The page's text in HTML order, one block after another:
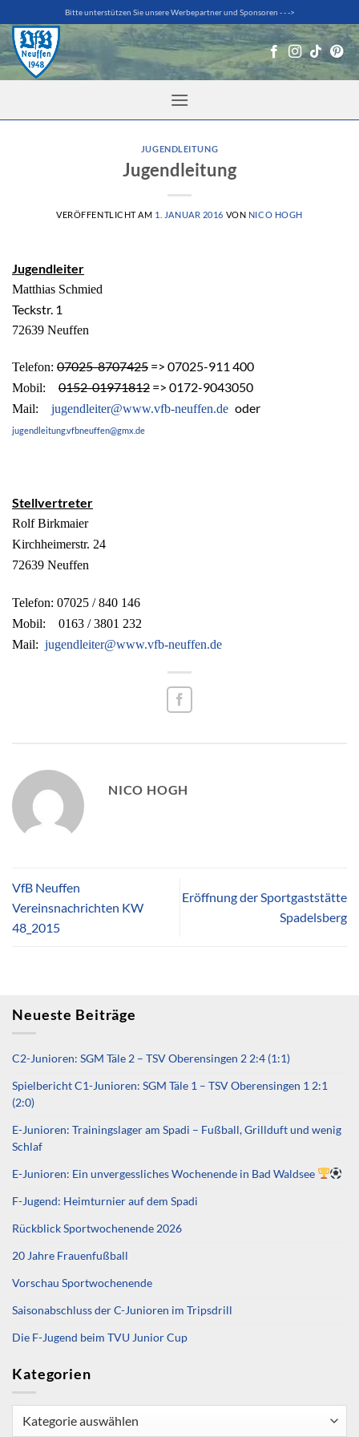
Inhalt
springen
Bitte unterstützen Sie unsere Werbepartner und Sponsoren - - ->
JUGENDLEITUNG
Jugendleitung
VERÖFFENTLICHT AM 1. JANUAR 2016 VON NICO HOGH
Jugendleiter
Matthias Schmied
Teckstr. 1
72639 Neuffen
Telefon: 07025-8707425 => 07025-911 400
Mobil: 0152-01971812 => 0172-9043050
Mail: jugendleiter@www.vfb-neuffen.de oder
jugendleitung.vfbneuffen@gmx.de
Stellvertreter
Rolf Birkmaier
Kirchheimerstr. 24
72639 Neuffen
Telefon: 07025 / 840 146
Mobil: 0163 / 3801 232
Mail: jugendleiter@www.vfb-neuffen.de
NICO HOGH
VfB Neuffen
Vereinsnachrichten KW
48_2015
Eröffnung der Sportgaststätte
Spadelsberg
Neueste Beiträge
C2-Junioren: SGM Täle 2 – TSV Oberensingen 2 2:4 (1:1)
Spielbericht C1-Junioren: SGM Täle 1 – TSV Oberensingen 1 2:1
(2:0)
E-Junioren: Trainingslager am Spadi – Fußball, Grillduft und wenig
Schlaf
E-Junioren: Ein unvergessliches Wochenende in Bad Waldsee
F-Jugend: Heimturnier auf dem Spadi
Rückblick Sportwochenende 2026
20 Jahre Frauenfußball
Vorschau Sportwochenende
Saisonabschluss der C-Junioren im Tripsdrill
Die F-Jugend beim TVU Junior Cup
Kategorien